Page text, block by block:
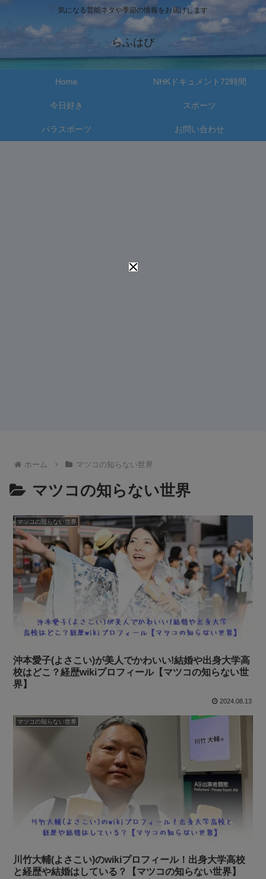
気になる芸能ネタや季節の情報をお届けします
らふはぴ
Home NHKドキュメント72時間
今日好き スポーツ
パラスポーツ お問い合わせ
ホーム マツコの知らない世界
マツコの知らない世界
マツコの知らない世界
沖本愛子(よさこい)が美人でかわいい!結婚や出身大学高
校はどこ？経歴wikiプロフィール【マツコの知らない世
界】
2024.08.13
マツコの知らない世界
川竹大輔(よさこい)のwikiプロフィール！出身大学高校
と経歴や結婚はしている？【マツコの知らない世界】